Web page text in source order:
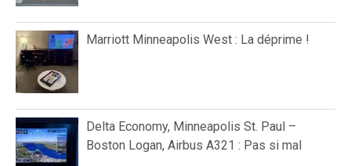
Marriott Minneapolis West : La déprime !
Delta Economy, Minneapolis St. Paul –
Boston Logan, Airbus A321 : Pas si mal